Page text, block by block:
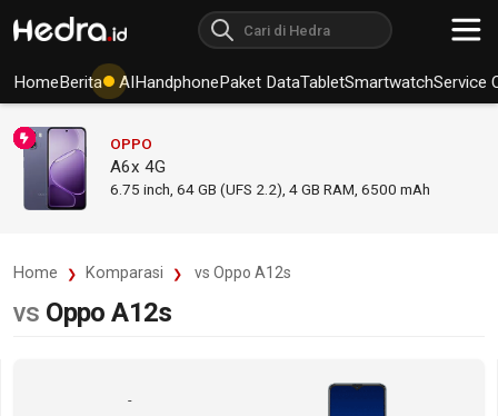
HomeBerita AIHandphonePaket DataTabletSmartwatchService
OPPO
A6x 4G
6.75 inch, 64 GB (UFS 2.2), 4 GB RAM 6500 mAh
Home Komparasi vs Oppo A12s
vs Oppo A12s
-